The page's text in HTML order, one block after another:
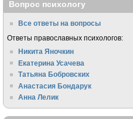
Вопрос психологу
Все ответы на вопросы
Ответы православных психологов:
Никита Яночкин
Екатерина Усачева
Татьяна Бобровских
Анастасия Бондарук
Анна Лелик